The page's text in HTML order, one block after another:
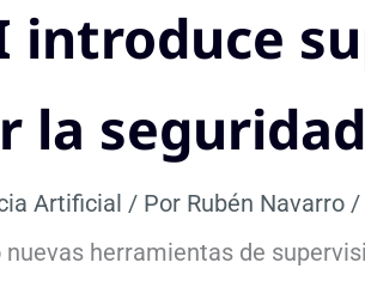
introduce
la
Artificial / Por Rubén Navarro /
herramientas de